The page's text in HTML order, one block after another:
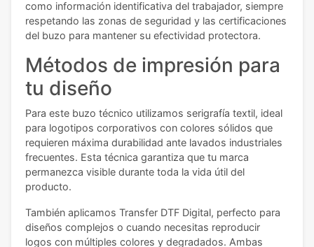
como información identificativa del trabajador, siempre
respetando las zonas de seguridad y las certificaciones
del buzo para mantener su efectividad protectora.
Métodos de impresión para
tu diseño
Para este buzo técnico utilizamos serigrafía textil, ideal
para logotipos corporativos con colores sólidos que
requieren máxima durabilidad ante lavados industriales
frecuentes. Esta técnica garantiza que tu marca
permanezca visible durante toda la vida útil del
producto.
También aplicamos Transfer DTF Digital, perfecto para
diseños complejos o cuando necesitas reproducir
logos con múltiples colores y degradados. Ambas